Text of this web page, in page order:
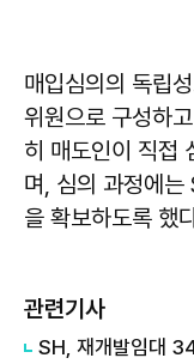
매입심의의 독립
위원으로 구성하
히 매도인이 직접
며, 심의 과정에
을 확보하도록 했
관련기사
SH, 재개발임대